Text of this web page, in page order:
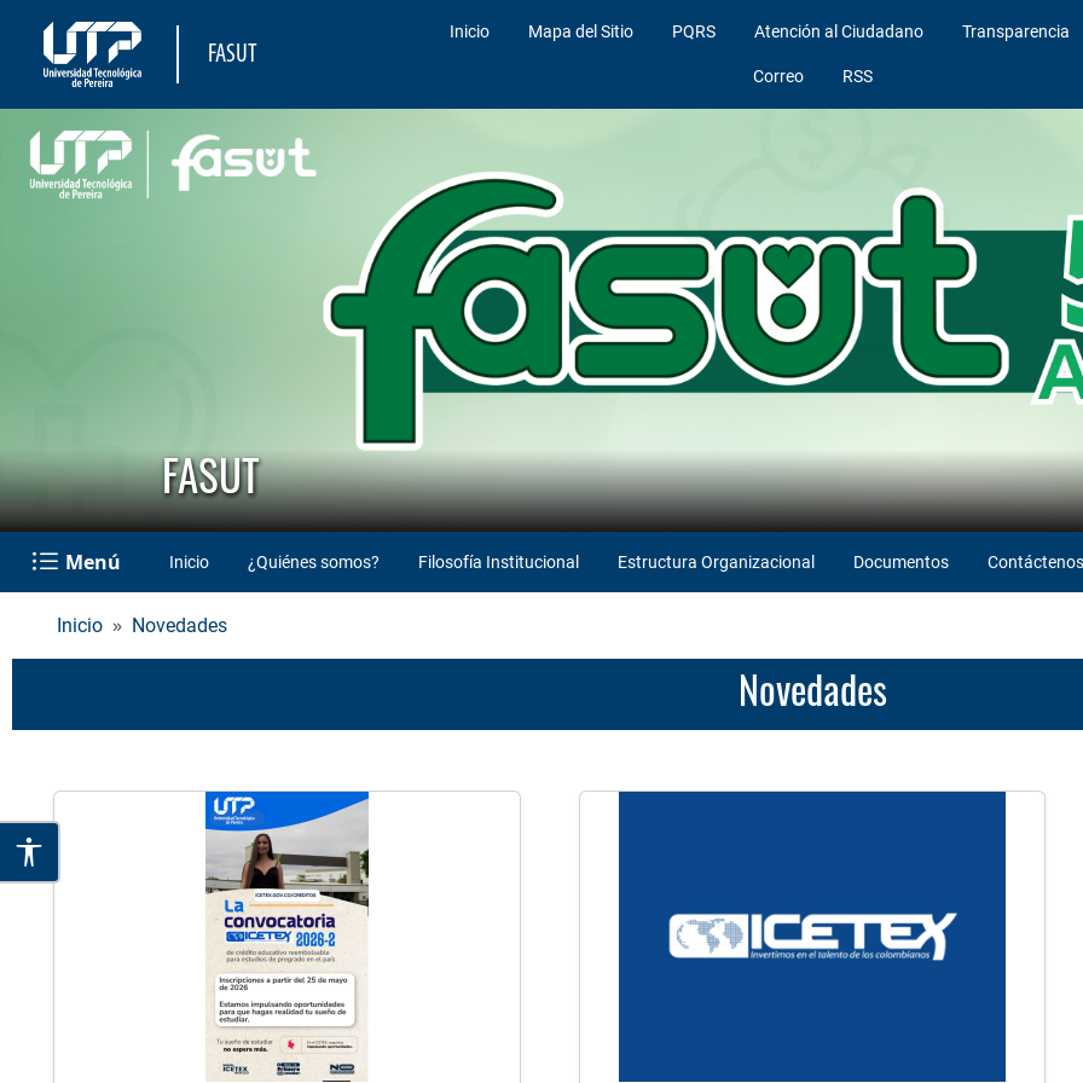
FASUT
Inicio Mapa del Sitio PQRS Atención al Ciudadano Transparencia
Correo RSS
FASUT
Menú Inicio ¿Quiénes somos? Filosofía Institucional Estructura Organizacional Documentos Contáctenos
Inicio Novedades
Novedades